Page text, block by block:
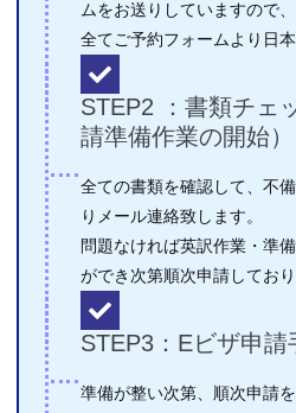
ムをお送りしていますので
全てご予約フォームより日
STEP2 ：書類チェ
請準備作業の開始）
全ての書類を確認して、不
りメール連絡致します。
問題なければ英訳作業・準
ができ次第順次申請しており
STEP3：Eビザ申請
準備が整い次第、順次申請を